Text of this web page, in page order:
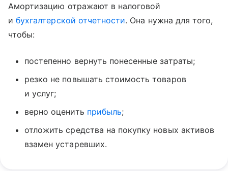
Амортизацию отражают в налоговой
ибухгалтерской отчетности. Она нужна для того,
чтобы:
постепенно вернуть понесенные затраты;
резко не повышать стоимость товаров
и услуг;
верно оценить прибыль;
отложить средства на покупку новых активов
взамен устаревших.